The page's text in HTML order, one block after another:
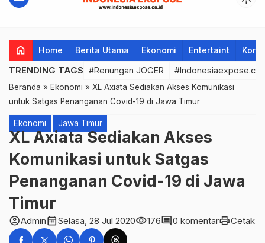
home Home Berita Utama Ekonomi Entertaint
TRENDING TAGS #Renungan JOGER
Beranda » Ekonomi » XL Axiata Sediakan Akses Komunikasi
untuk Satgas Penanganan Covid-19 di Jawa Timur
Ekonomi Jawa Timur
XL Axiata Sediakan Akses
Komunikasi untuk Satgas
Penanganan Covid-19 di Jawa
Timur
account_circleAdmincalendar_monthSelasa, 28 Jul 2020visibility176comment0 komentarprintCetak